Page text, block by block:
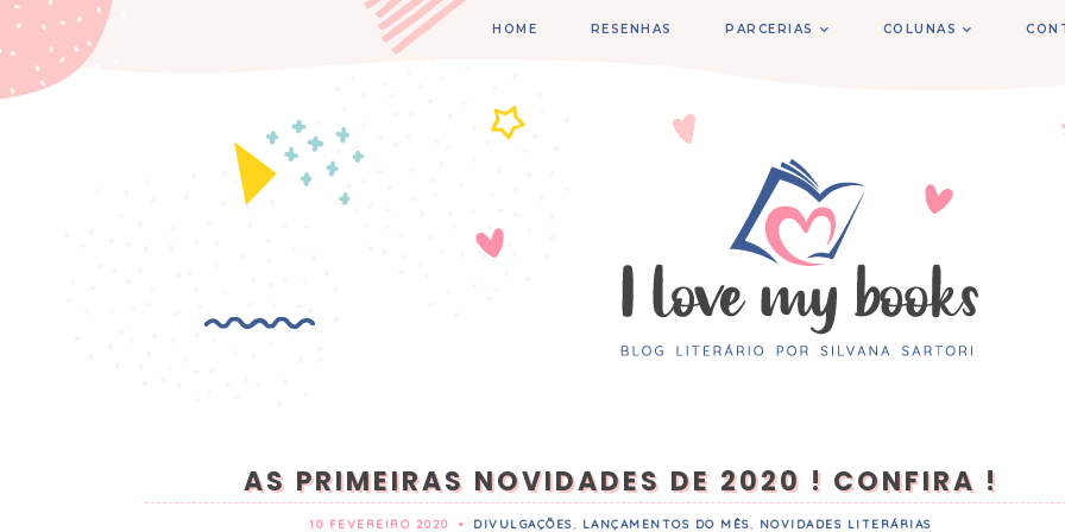
HOME RESENHAS PARCERIAS COLUNAS
AS PRIMEIRAS NOVIDADES DE 2020 ! CONFIRA !
10 FEVEREIRO 2020 • DIVULGAÇÕES LANÇAMENTOS DO MÊS NOVIDADES LITERÁRIAS